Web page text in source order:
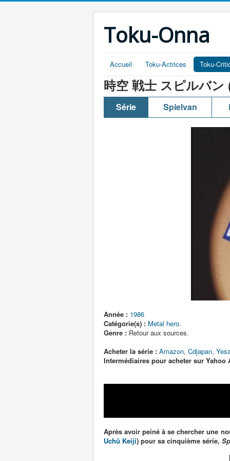
Toku-Onna
Accueil Toku-Actrices Toku-
時空 戦士 スピルバ
Série Spielvan
Année : 1986
Catégorie(s) : Metal hero.
Genre : Retour aux sources.
Acheter la série : Amazon, Cdjapan,
Intermédiaires pour acheter sur
Après avoir peiné à se chercher une
Uchû Keiji) pour sa cinquième série,